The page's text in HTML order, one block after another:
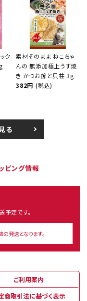
ク
素材そのまま ねこちゃ
んの 無添加極上うす焼
き かつお節と貝柱 3g
382円 (税込)
る
ピング情報
予定です。
発送となります。
ご利用案内
商取引法に基づく表示